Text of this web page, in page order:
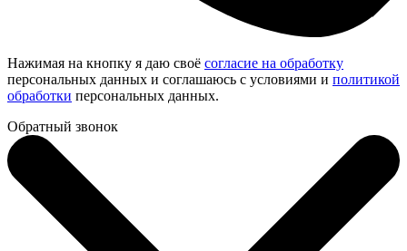
Нажимая на кнопку я даю своё согласие на обработку
персональных данных и соглашаюсь с условиями и политикой
обработки персональных данных.
Обратный звонок